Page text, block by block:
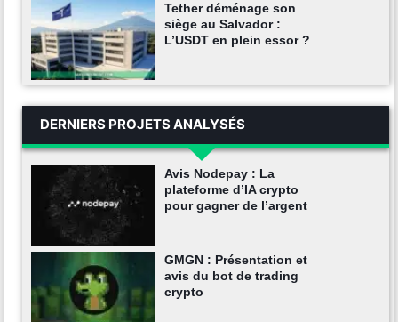
Tether déménage son
siège au Salvador :
L’USDT en plein essor ?
DERNIERS PROJETS ANALYSÉS
Avis Nodepay : La
plateforme d’IA crypto
pour gagner de l’argent
GMGN : Présentation et
avis du bot de trading
crypto